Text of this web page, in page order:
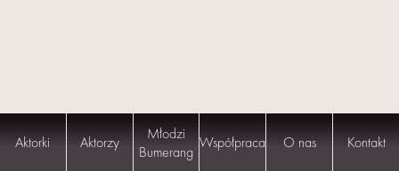
Aktorki Aktorzy
Młodzi
Bumerang Współpraca O nas Kontakt